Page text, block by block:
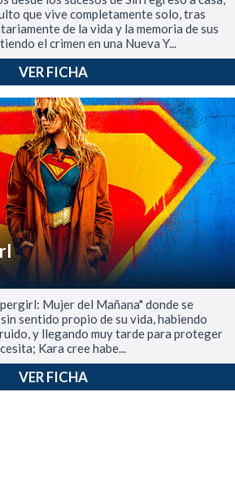
que vive completamente solo, tras
de la vida y la memoria de sus
el crimen en una Nueva Y...
VER FICHA
Mujer del Mañana" donde se
sentido propio de su vida, habiendo
y llegando muy tarde para proteger
Kara cree habe...
VER FICHA